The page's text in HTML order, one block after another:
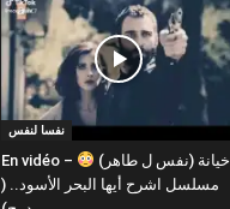
نفسا لنفس
En vidéo – خيانة (نفس ل طاهر)
مسلسل اشرح أيها البحر الأسود.. (